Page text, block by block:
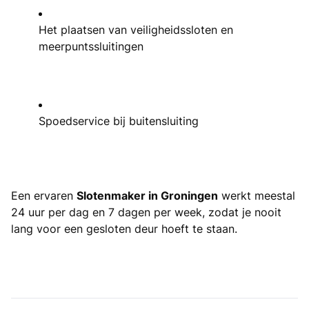
Het plaatsen van veiligheidssloten en
meerpuntssluitingen
Spoedservice bij buitensluiting
Een ervaren Slotenmaker in Groningen werkt meestal
24 uur per dag en 7 dagen per week, zodat je nooit
lang voor een gesloten deur hoeft te staan.